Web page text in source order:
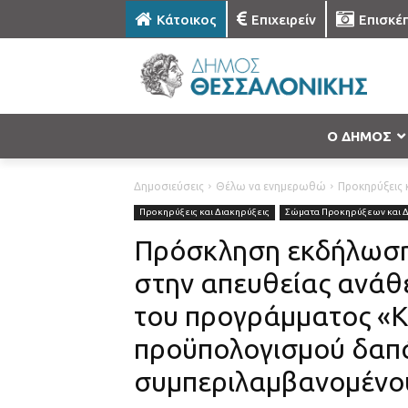
Κάτοικος Επιχειρείν
Ο ΔΗΜΟΣ
Δημοσιεύσεις Θέλω να ενημερωθώ Προκηρύξεις
Προκηρύξεις και Διακηρύξεις Σώματα Προκηρύξεων και
Πρόσκληση
στην απευθείας
του προγράμματος
προϋπολογισμού